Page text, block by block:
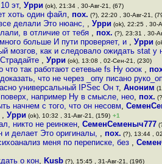
эт, Урри (ok), 21:34 , 30-Авг-21, (67)
хоть один файл, пох. (?), 22:20 , 30-Авг-21,
делали Это нюанс, , Урри (ok), 22:25 , 30-
в отличие от тебя , пох. (?), 23:31 , 30-
больше И пути проверяет, и , Урри
мозгов, как и следовало ожидать stat у
, Урри (ok), 13:08 , 02-Сен-21, (230)
что так работают сетевые fs Ну ооок ,
что не через _опу писано
универсальный IPSec Он т, Аноним
например Ну в смысле, нео, пох.
начнем с того, что он несовм,
, Урри (ok), 10:32 , 31-Авг-21, (159) +1
никто не реинжен, СеменСеменыч777
и делает Это оригиналы, , пох. (?), 13:44 ,
меня по переписке, без ,
о кон, Kusb (?), 15:45 , 31-Авг-21, (196)